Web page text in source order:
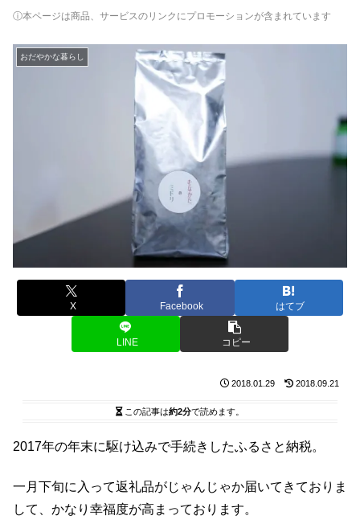
ⓘ本ページは商品、サービスのリンクにプロモーションが含まれています
おだやかな暮らし
X Facebook はてブ
LINE コピー
2018.01.29 2018.09.21
この記事は約2分で読めます。
2017年の年末に駆け込みで手続きしたふるさと納税。
一月下旬に入って返礼品がじゃんじゃか届いてきておりま
して、かなり幸福度が高まっております。